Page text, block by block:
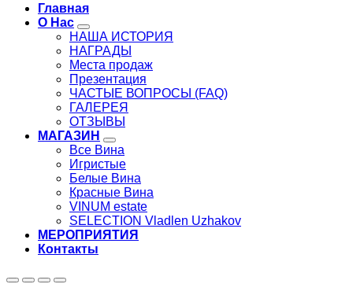
Главная
О Нас
НАША ИСТОРИЯ
НАГРАДЫ
Места продаж
Презентация
ЧАСТЫЕ ВОПРОСЫ (FAQ)
ГАЛЕРЕЯ
ОТЗЫВЫ
МАГАЗИН
Все Вина
Игристые
Белые Вина
Красные Вина
VINUM estate
SELECTION Vladlen Uzhakov
МЕРОПРИЯТИЯ
Контакты